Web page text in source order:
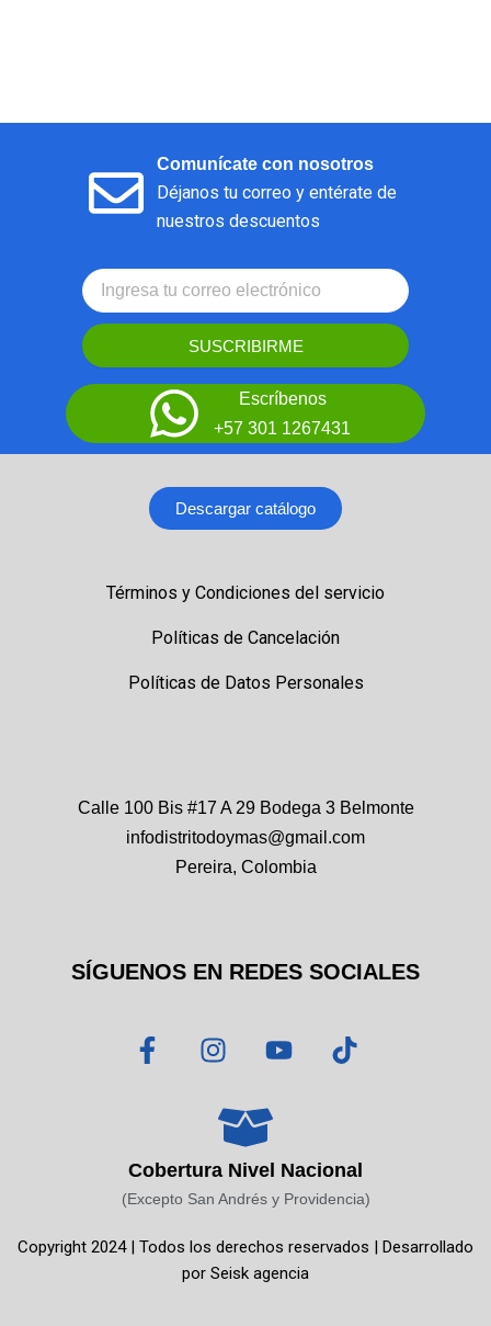
Comunícate con nosotros
Déjanos tu correo y entérate de
nuestros descuentos
SUSCRIBIRME
Escríbenos
+57 301 1267431
Descargar catálogo
Términos y Condiciones del servicio
Políticas de Cancelación
Políticas de Datos Personales
Calle 100 Bis #17 A 29 Bodega 3 Belmonte
infodistritodoymas@gmail.com
Pereira, Colombia
SÍGUENOS EN REDES SOCIALES
F
a
o
o
-
I
n
t
a
g
r
m
Y
o
b
e
T
i
k
Cobertura Nivel Nacional
(Excepto San Andrés y Providencia)
Copyright 2024 | Todos los derechos reservados | Desarrollado
por Seisk agencia